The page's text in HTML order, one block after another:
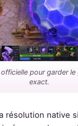
pour garder le
exact.
résolution native